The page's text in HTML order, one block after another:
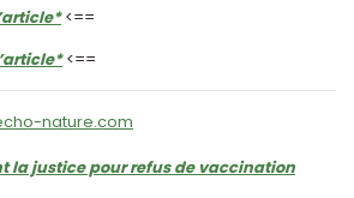
<==
<==
nature.com
la justice pour refus de vaccination